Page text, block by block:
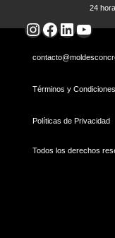
24
Instagram
Facebook
LinkedIn
Términos y Condiciones
Políticas de Privacidad
Todos los derechos